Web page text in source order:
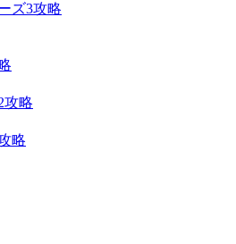
ズ3攻略
攻略
略